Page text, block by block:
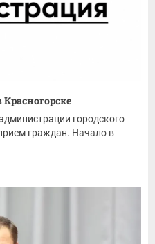
городского
граждан. Начало в